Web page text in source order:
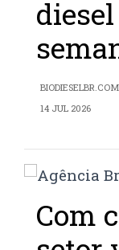
BIODIESELBR.COM
14 JUL 2026
Com